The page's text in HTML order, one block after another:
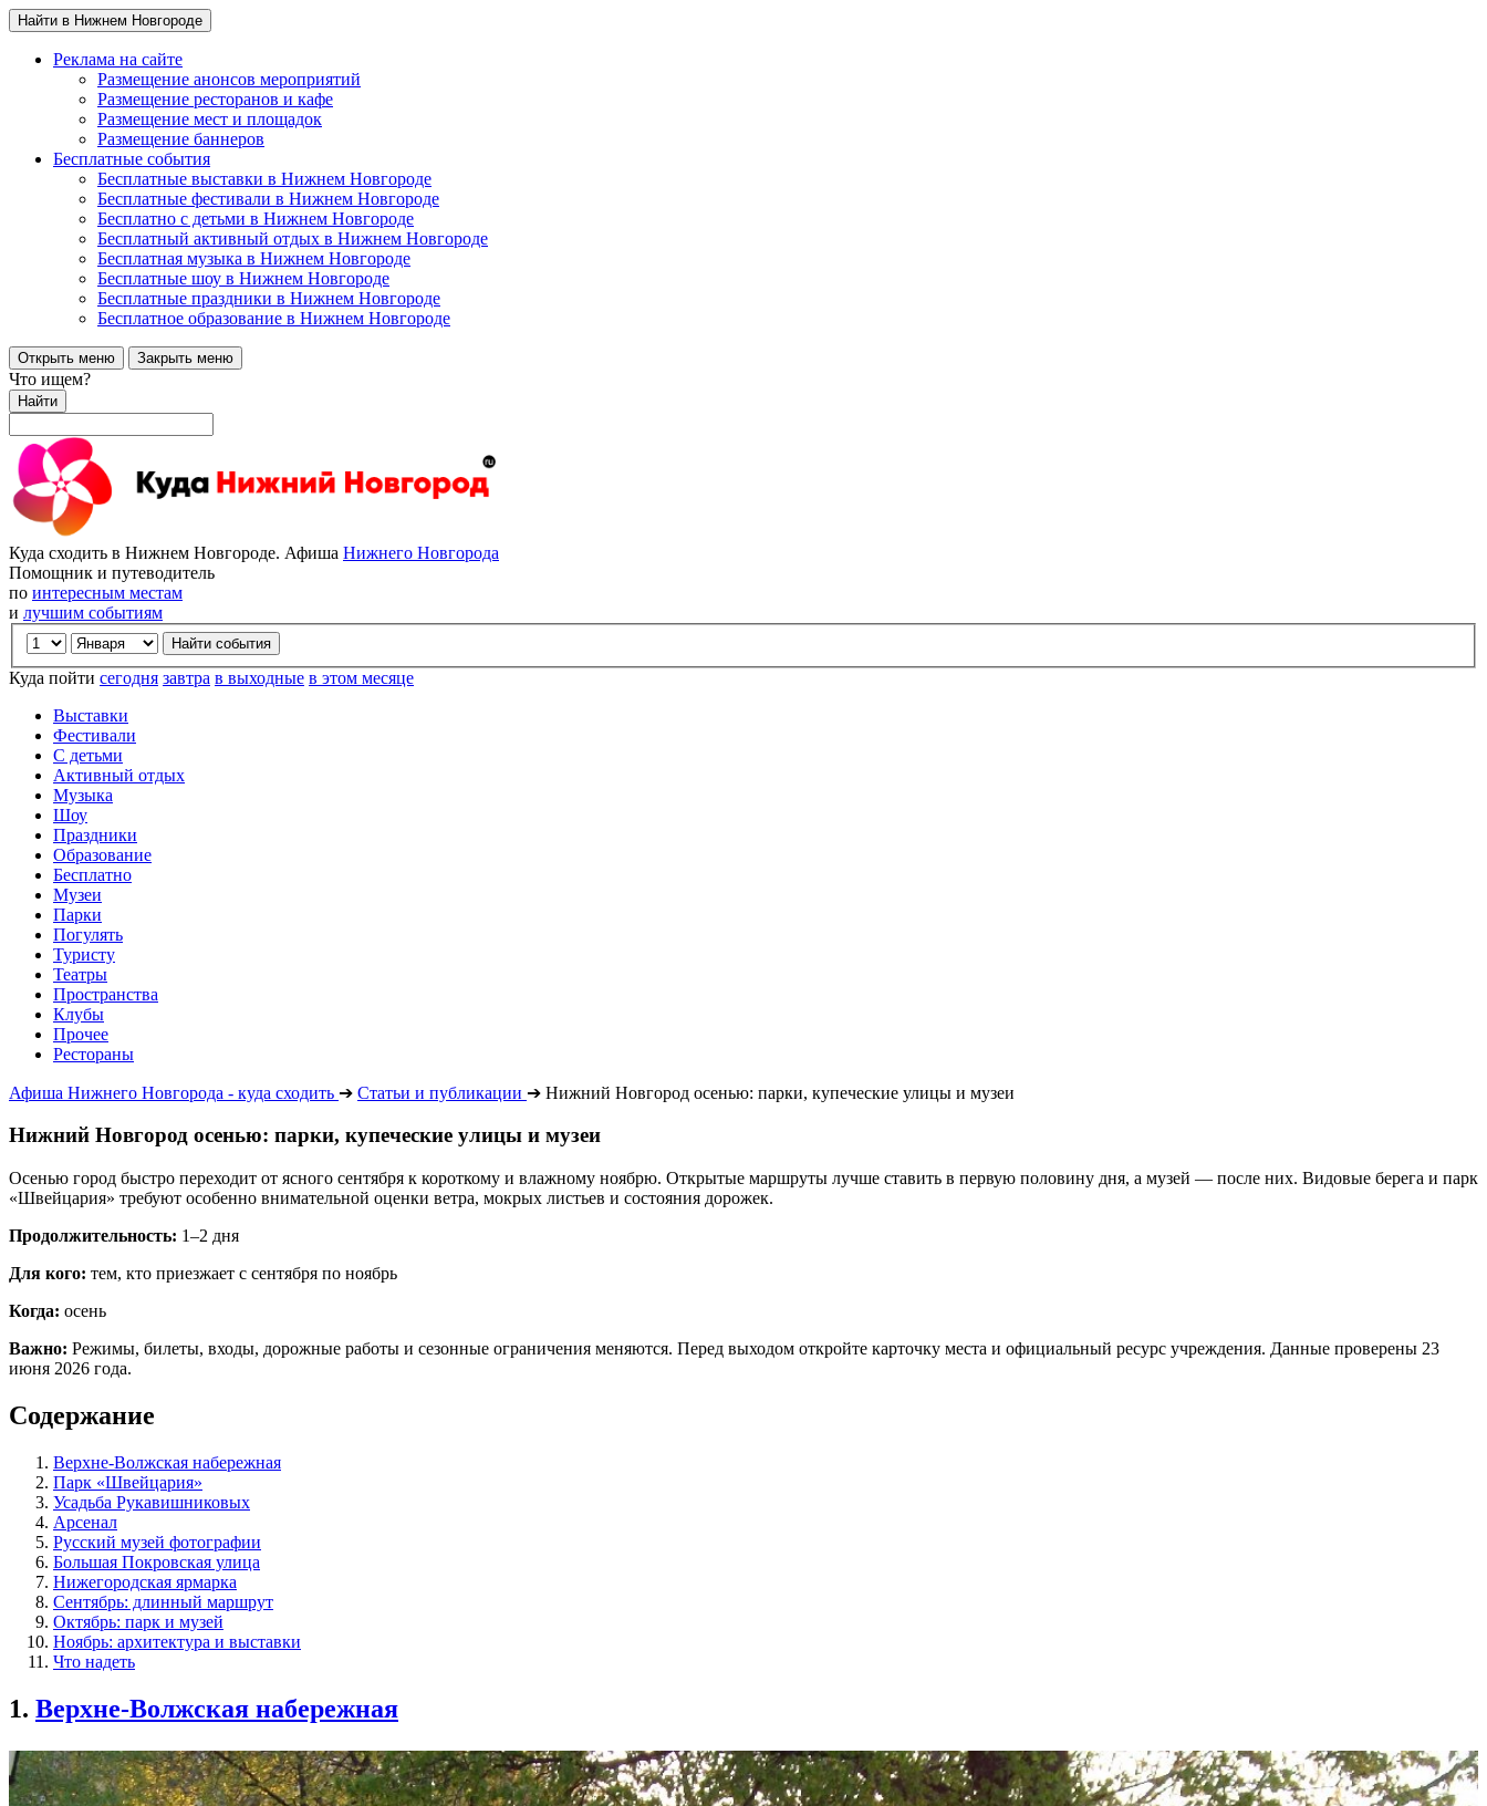
Найти в Нижнем Новгороде
Реклама на сайте
Размещение анонсов мероприятий
Размещение ресторанов и кафе
Размещение мест и площадок
Размещение баннеров
Бесплатные события
Бесплатные выставки в Нижнем Новгороде
Бесплатные фестивали в Нижнем Новгороде
Бесплатно с детьми в Нижнем Новгороде
Бесплатный активный отдых в Нижнем Новгороде
Бесплатная музыка в Нижнем Новгороде
Бесплатные шоу в Нижнем Новгороде
Бесплатные праздники в Нижнем Новгороде
Бесплатное образование в Нижнем Новгороде
Открыть меню Закрыть меню
Что ищем?
Найти
Куда сходить в Нижнем Новгороде. Афиша Нижнего Новгорода
Помощник и путеводитель
по интересным местам
и лучшим событиям
Куда пойти сегодня завтра в выходные в этом месяце
Выставки
Фестивали
С детьми
Активный отдых
Музыка
Шоу
Праздники
Образование
Бесплатно
Музеи
Парки
Погулять
Туристу
Театры
Пространства
Клубы
Прочее
Рестораны
Афиша Нижнего Новгорода - куда сходить ➔ Статьи и публикации ➔ Нижний Новгород осенью: парки, купеческие улицы и музеи
Нижний Новгород осенью: парки, купеческие улицы и музеи
Осенью город быстро переходит от ясного сентября к короткому и влажному ноябрю. Открытые маршруты лучше ставить в первую половину дня, а музей — после них. Видовые берега и парк
«Швейцария» требуют особенно внимательной оценки ветра, мокрых листьев и состояния дорожек.
Продолжительность: 1–2 дня
Для кого: тем, кто приезжает с сентября по ноябрь
Когда: осень
Важно: Режимы, билеты, входы, дорожные работы и сезонные ограничения меняются. Перед выходом откройте карточку места и официальный ресурс учреждения. Данные проверены 23
июня 2026 года.
Содержание
Верхне-Волжская набережная
Парк «Швейцария»
Усадьба Рукавишниковых
Арсенал
Русский музей фотографии
Большая Покровская улица
Нижегородская ярмарка
Сентябрь: длинный маршрут
Октябрь: парк и музей
Ноябрь: архитектура и выставки
Что надеть
1. Верхне-Волжская набережная